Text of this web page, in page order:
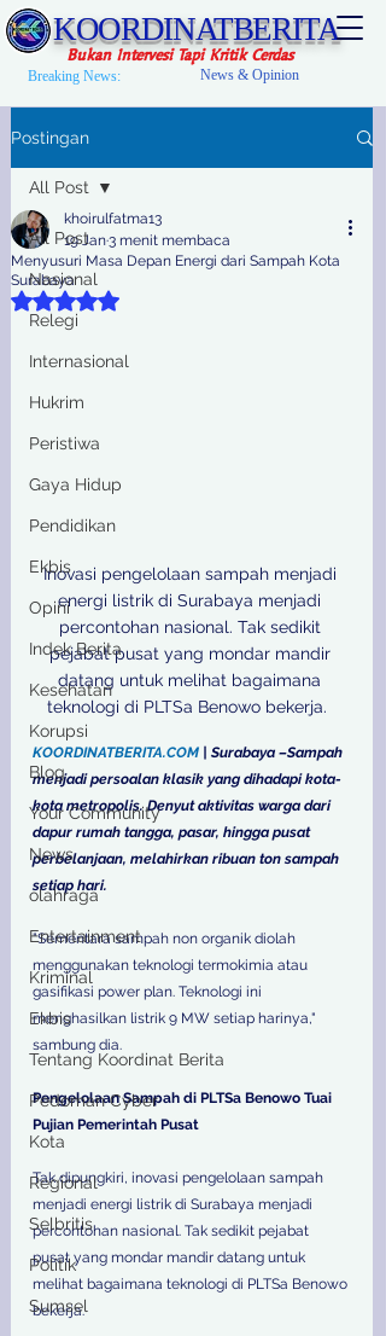
KOORDINATBERITA
Bukan Intervesi Tapi Kritik Cerdas
Breaking News: News & Opinion
Postingan
All Post
Nasional
Relegi
Internasional
Hukrim
Peristiwa
Gaya Hidup
Pendidikan
Ekbis
Opini
Indek Berita
Kesehatan
Korupsi
Blog
Your Community
News
olahraga
Entertainment
Kriminal
Ekbis
Tentang Koordinat Berita
Pedoman Cyber
Kota
Regional
Selbritis
Politik
Sumsel
All Post
Menyusuri Masa Depan Energi dari Sampah Kota
Surabaya
khoirulfatma13
19 Jan3 menit membaca
Dinilai NaN dari 5 bintang.
Inovasi pengelolaan sampah menjadi
energi listrik di Surabaya menjadi
percontohan nasional. Tak sedikit
pejabat pusat yang mondar mandir
datang untuk melihat bagaimana
teknologi di PLTSa Benowo bekerja.
KOORDINATBERITA.COM | Surabaya –Sampah
menjadi persoalan klasik yang dihadapi kota-
kota metropolis. Denyut aktivitas warga dari
dapur rumah tangga, pasar, hingga pusat
perbelanjaan, melahirkan ribuan ton sampah
setiap hari.
"Sementara sampah non organik diolah
menggunakan teknologi termokimia atau
gasifikasi power plan. Teknologi ini
menghasilkan listrik 9 MW setiap harinya,"
sambung dia.
Pengelolaan Sampah di PLTSa Benowo Tuai
Pujian Pemerintah Pusat
Tak dipungkiri, inovasi pengelolaan sampah
menjadi energi listrik di Surabaya menjadi
percontohan nasional. Tak sedikit pejabat
pusat yang mondar mandir datang untuk
melihat bagaimana teknologi di PLTSa Benowo
bekerja.